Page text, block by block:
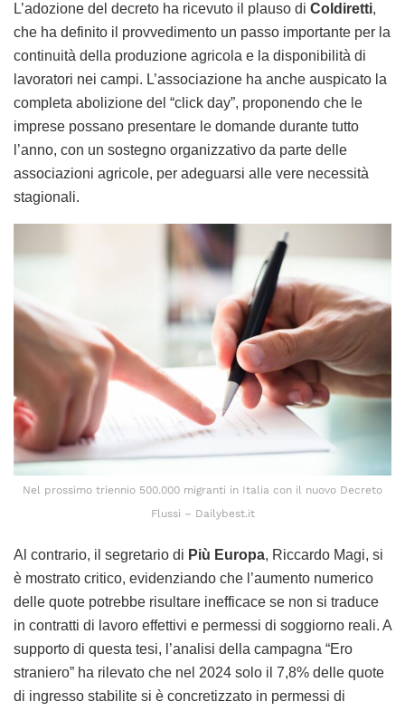
L’adozione del decreto ha ricevuto il plauso di Coldiretti,
che ha definito il provvedimento un passo importante per la
continuità della produzione agricola e la disponibilità di
lavoratori nei campi. L’associazione ha anche auspicato la
completa abolizione del “click day”, proponendo che le
imprese possano presentare le domande durante tutto
l’anno, con un sostegno organizzativo da parte delle
associazioni agricole, per adeguarsi alle vere necessità
stagionali.
Nel prossimo triennio 500.000 migranti in Italia con il nuovo Decreto
Flussi – Dailybest.it
Al contrario, il segretario di Più Europa, Riccardo Magi, si
è mostrato critico, evidenziando che l’aumento numerico
delle quote potrebbe risultare inefficace se non si traduce
in contratti di lavoro effettivi e permessi di soggiorno reali. A
supporto di questa tesi, l’analisi della campagna “Ero
straniero” ha rilevato che nel 2024 solo il 7,8% delle quote
di ingresso stabilite si è concretizzato in permessi di